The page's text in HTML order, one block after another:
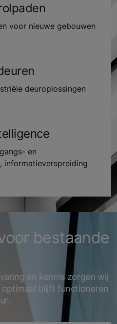
voor nieuwe gebouwen
deuroplossingen
en
informatieverspreiding
bestaande
en kennis zorgen wij
blijft functioneren